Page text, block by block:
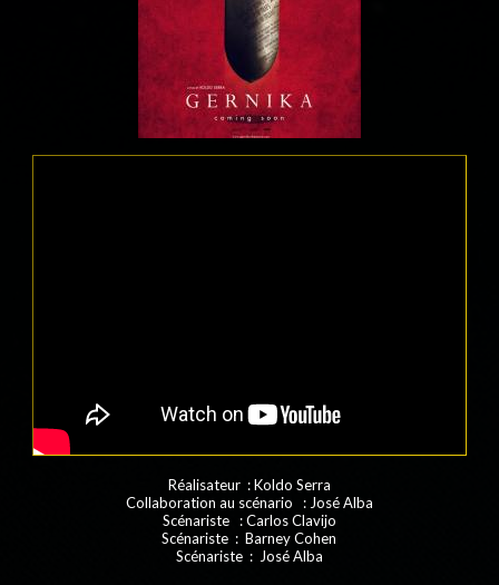
Réalisateur : Koldo Serra
Collaboration au scénario : José Alba
Scénariste : Carlos Clavijo
Scénariste : Barney Cohen
Scénariste : José Alba